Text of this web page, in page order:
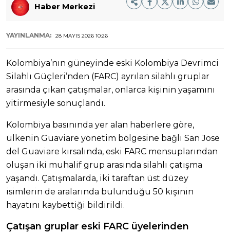
Haber Merkezi
YAYINLANMA: 28 MAYIS 2026 10:26
Kolombiya’nın güneyinde eski Kolombiya Devrimci
Silahlı Güçleri’nden (FARC) ayrılan silahlı gruplar
arasında çıkan çatışmalar, onlarca kişinin yaşamını
yitirmesiyle sonuçlandı.
Kolombiya basınında yer alan haberlere göre,
ülkenin Guaviare yönetim bölgesine bağlı San Jose
del Guaviare kırsalında, eski FARC mensuplarından
oluşan iki muhalif grup arasında silahlı çatışma
yaşandı. Çatışmalarda, iki taraftan üst düzey
isimlerin de aralarında bulunduğu 50 kişinin
hayatını kaybettiği bildirildi.
Çatışan gruplar eski FARC üyelerinden